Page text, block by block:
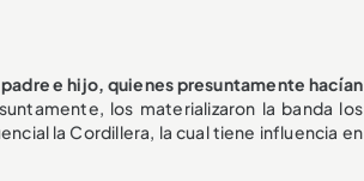
e hijo, quienes presuntamente hacían
los materializaron la banda los
la Cordillera, la cual tiene influencia en